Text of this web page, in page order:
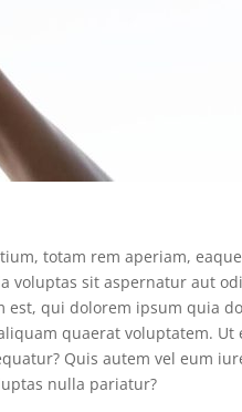
totam rem aperiam,
voluptas sit aspernatur aut
qui dolorem ipsum quia
quaerat voluptatem. Ut
Quis autem vel eum
nulla pariatur?